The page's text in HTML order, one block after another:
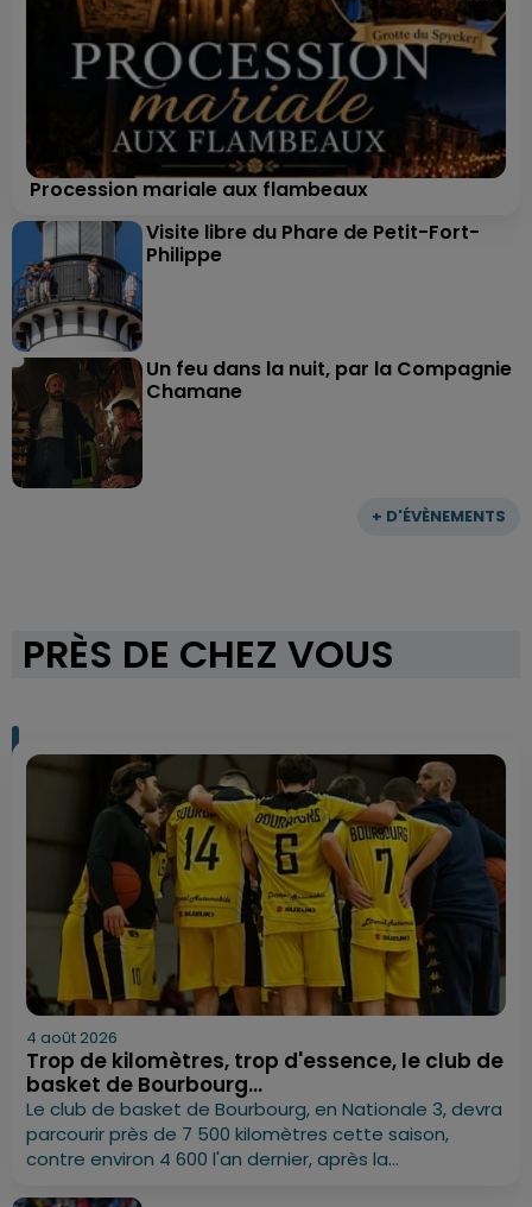
+ D'ÉVÈNEMENTS
Procession mariale aux flambeaux
Visite libre du Phare de Petit-Fort-
Philippe
Un feu dans la nuit, par la Compagnie
Chamane
PRÈS DE CHEZ VOUS
4 août 2026
Trop de kilomètres, trop d'essence, le club de
basket de Bourbourg...
Le club de basket de Bourbourg, en Nationale 3, devra
parcourir près de 7 500 kilomètres cette saison,
contre environ 4 600 l'an dernier, après la...